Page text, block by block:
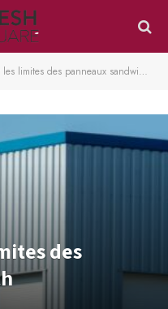
limites des panneaux sandwich
des